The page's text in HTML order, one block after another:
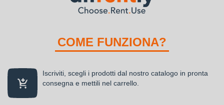
COME FUNZIONA?
Iscriviti, scegli i prodotti dal nostro catalogo in pronta
consegna e mettili nel carrello.